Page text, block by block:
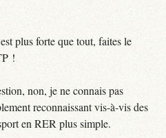
plus forte que tout, faites le
!
non, je ne connais pas
reconnaissant vis-à-vis des
en RER plus simple.